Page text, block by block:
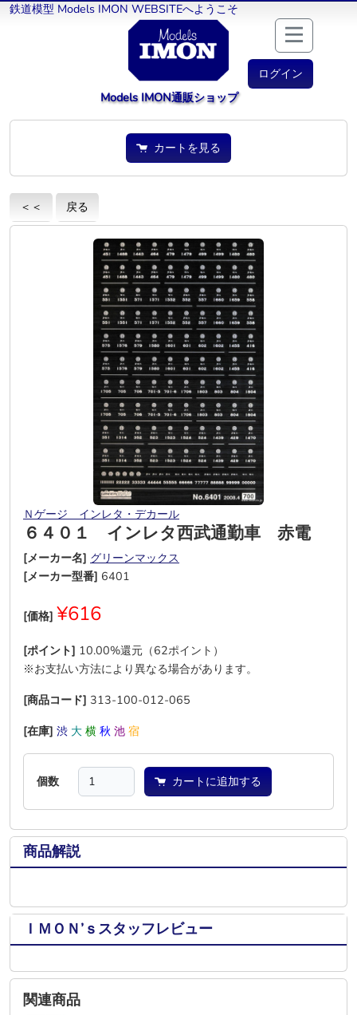
鉄道模型 Models IMON WEBSITEへようこそ
ログイン
Models IMON通販ショップ
カートを見る
＜＜ 戻る
Ｎゲージ インレタ・デカール
６４０１ インレタ西武通勤車 赤電
[メーカー名] グリーンマックス
[メーカー型番] 6401
[価格] ¥616
[ポイント] 10.00%還元（62ポイント）
※お支払い方法により異なる場合があります。
[商品コード] 313-100-012-065
[在庫] 渋 大 横 秋 池 宿
個数 カートに追加する
商品解説
ＩＭＯＮ’ｓスタッフレビュー
関連商品